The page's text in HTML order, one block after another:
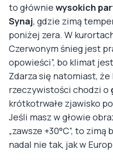
to głównie wysokich
Synaj, gdzie zimą
poniżej zera. W
Czerwonym śnieg jest
opowieści”, bo klimat
Zdarza się natomiast, że
rzeczywistości chodzi o
krótkotrwałe zjawisko
Jeśli masz w głowie
„zawsze +30°C”, to zimą
nadal nie tak, jak w